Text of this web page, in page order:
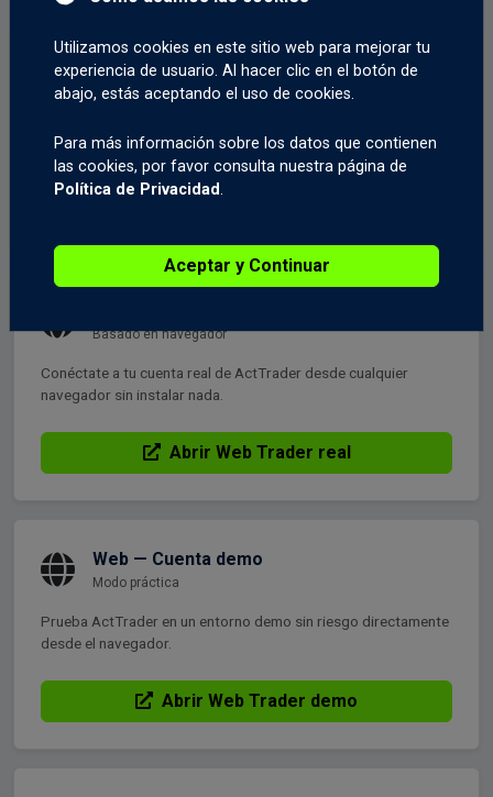
Windows Desktop
Perfil Trader 36
multi-activo y layouts personalizados.
Basado en navegador
Conéctate a tu cuenta real de ActTrader desde cualquier
navegador sin instalar nada.
Abrir Web Trader real
Web — Cuenta demo
Modo práctica
Prueba ActTrader en un entorno demo sin riesgo directamente
desde el navegador.
Abrir Web Trader demo
Utilizamos cookies en este sitio web para mejorar tu
experiencia de usuario. Al hacer clic en el botón de
abajo, estás aceptando el uso de cookies.
Para más información sobre los datos que contienen
las cookies, por favor consulta nuestra página de
Política de Privacidad.
Aceptar y Continuar